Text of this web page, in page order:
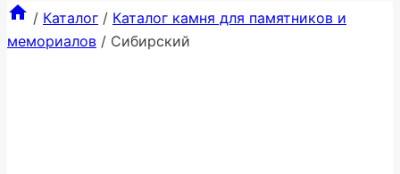
/ Каталог / Каталог камня для памятников и
мемориалов / Сибирский